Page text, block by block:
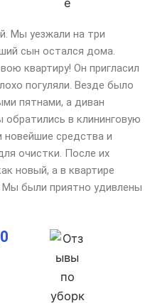
Мы уезжали на три
сын остался дома.
квартиру! Он пригласил
погуляли. Везде было
пятнами, а диван
в клининговую
новейшие средства и
очистки. После их
новый, а в квартире
Мы были приятно удивлены